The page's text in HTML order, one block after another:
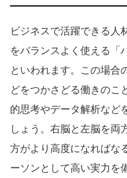
ビジネスで活躍できる人
をバランスよく使える「
といわれます。この場合
どをつかさどる働きのこ
的思考やデータ解析など
しょう。右脳と左脳を両
方がより高度になればな
ーソンとして高い実力を